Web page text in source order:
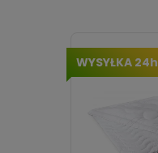
WYSYŁKA 24h